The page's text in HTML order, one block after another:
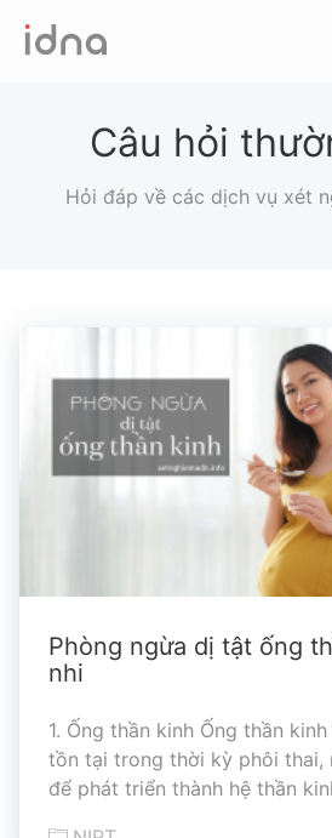
Xét nghiệm ADN
Sàng lọc trước sinh
Tầm soát ung thư
Xét nghiệm động vật
Câu hỏi
Hỏi đáp về các dịch vụ xét
Phòng ngừa dị tật ống
nhi
1. Ống thần kinh Ống thần
tồn tại trong thời kỳ phôi thai,
để phát triển thành hệ thần